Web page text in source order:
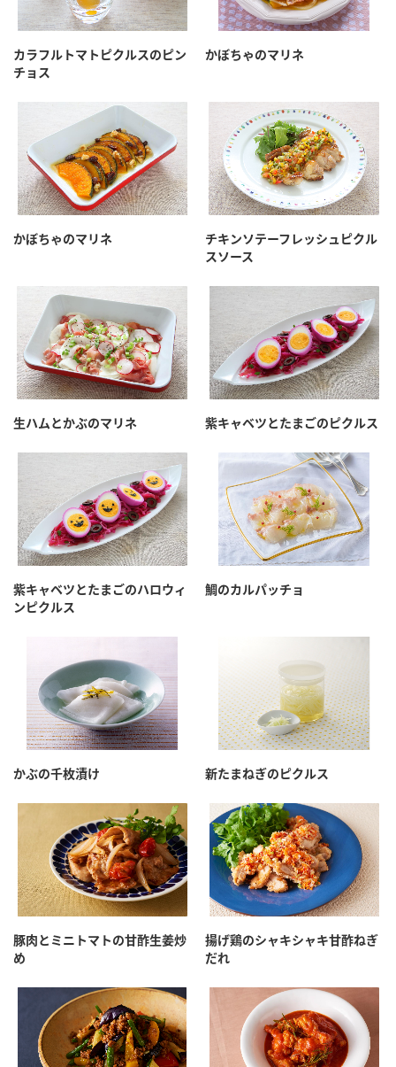
ミツカングループについて 製造所固有記号一覧
カラフルトマトピクルスのピン
チョス
かぼちゃのマリネ
かぼちゃのマリネ
チキンソテーフレッシュピクル
スソース
生ハムとかぶのマリネ 紫キャベツとたまごのピクルス
紫キャベツとたまごのハロウィ
ンピクルス
鯛のカルパッチョ
かぶの千枚漬け 新たまねぎのピクルス
豚肉とミニトマトの甘酢生姜炒
め
揚げ鶏のシャキシャキ甘酢ねぎ
だれ